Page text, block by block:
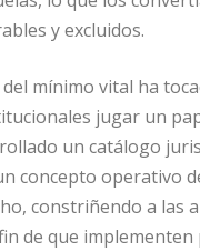
y excluidos.
mínimo vital ha
jugar un
un catálogo
concepto operativo
constriñendo a las
de que implementen